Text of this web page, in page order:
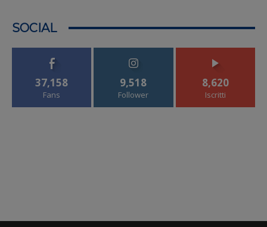
SOCIAL
37,158
Fans
9,518
Follower
8,620
Iscritti